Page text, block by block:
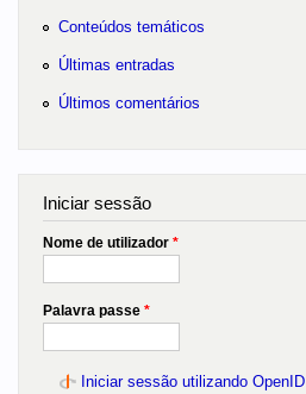
Conteúdos temáticos
Últimas entradas
Últimos comentários
Iniciar sessão
Nome de utilizador *
Palavra passe *
Iniciar sessão utilizando OpenID